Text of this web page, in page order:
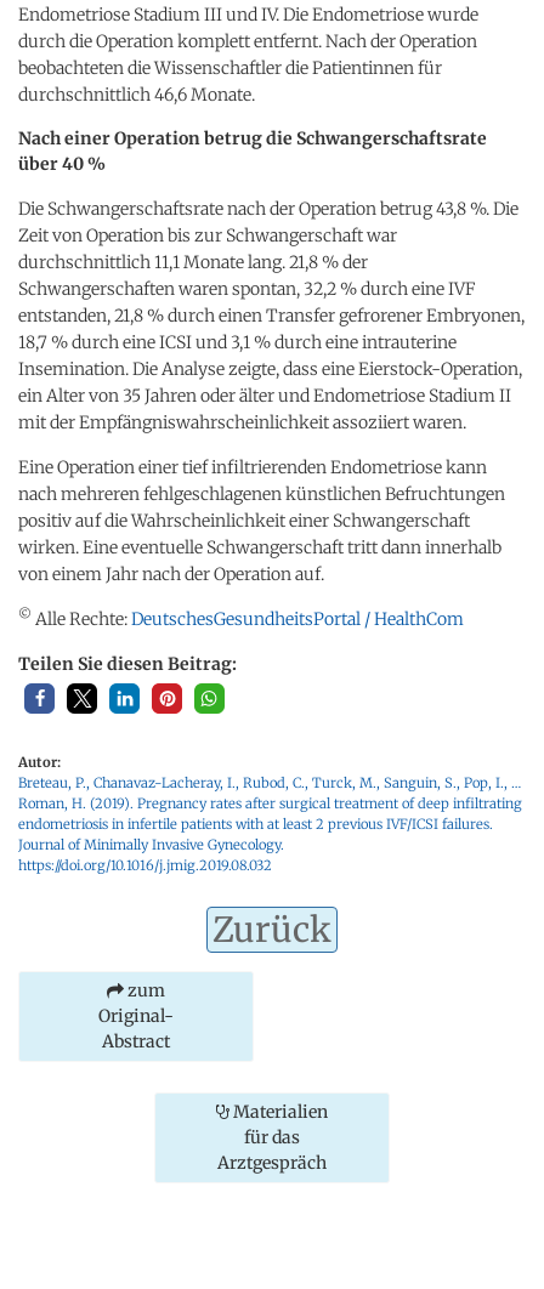
Endometriose Stadium III und IV. Die Endometriose wurde
durch die Operation komplett entfernt. Nach der Operation
beobachteten die Wissenschaftler die Patientinnen für
durchschnittlich 46,6 Monate.
Nach einer Operation betrug die Schwangerschaftsrate
über 40 %
Die Schwangerschaftsrate nach der Operation betrug 43,8 %. Die
Zeit von Operation bis zur Schwangerschaft war
durchschnittlich 11,1 Monate lang. 21,8 % der
Schwangerschaften waren spontan, 32,2 % durch eine IVF
entstanden, 21,8 % durch einen Transfer gefrorener Embryonen,
18,7 % durch eine ICSI und 3,1 % durch eine intrauterine
Insemination. Die Analyse zeigte, dass eine Eierstock-Operation,
ein Alter von 35 Jahren oder älter und Endometriose Stadium II
mit der Empfängniswahrscheinlichkeit assoziiert waren.
Eine Operation einer tief infiltrierenden Endometriose kann
nach mehreren fehlgeschlagenen künstlichen Befruchtungen
positiv auf die Wahrscheinlichkeit einer Schwangerschaft
wirken. Eine eventuelle Schwangerschaft tritt dann innerhalb
von einem Jahr nach der Operation auf.
© Alle Rechte:DeutschesGesundheitsPortal / HealthCom
Teilen Sie diesen Beitrag:
Autor:
Breteau, P., Chanavaz-Lacheray, I., Rubod, C., Turck, M., Sanguin, S., Pop, I., …
Roman, H. (2019). Pregnancy rates after surgical treatment of deep infiltrating
endometriosis in infertile patients with at least 2 previous IVF/ICSI failures.
Journal of Minimally Invasive Gynecology.
https://doi.org/10.1016/j.jmig.2019.08.032
Zurück
zum
Original-
Abstract
Materialien
für das
Arztgespräch